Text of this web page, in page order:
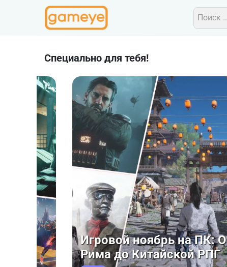
Специально для тебя!
Dying Light: The Beast —